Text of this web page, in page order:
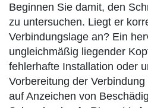
Beginnen Sie damit, den
zu untersuchen. Liegt er
Verbindungslage an? Ein
ungleichmäßig liegender
fehlerhafte Installation oder
Vorbereitung der
auf Anzeichen von